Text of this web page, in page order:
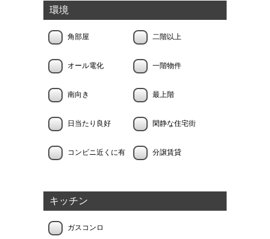
環境
角部屋 二階以上
オール電化 一階物件
南向き 最上階
日当たり良好 閑静な住宅街
コンビニ近くに有 分譲賃貸
キッチン
ガスコンロ